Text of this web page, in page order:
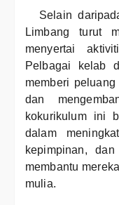
Selain
Limbang turut
menyertai
Pelbagai kelab
memberi
dan
kokurikulum ini
dalam
kepimpinan,
membantu
mulia.